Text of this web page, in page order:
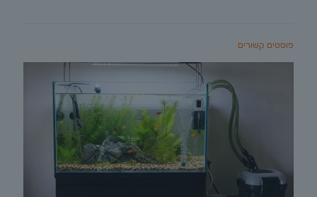
פוסטים קשורים